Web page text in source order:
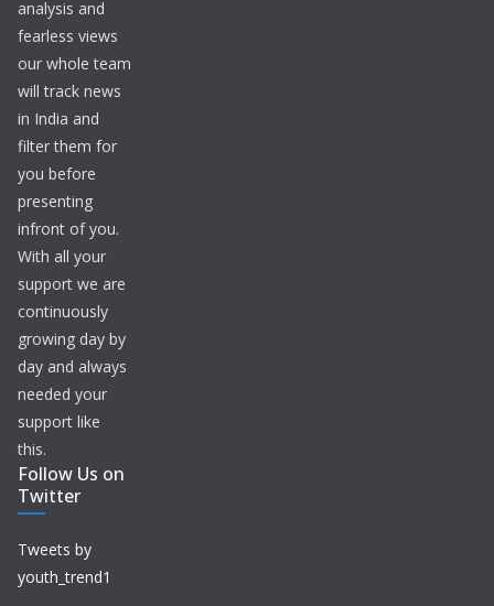
analysis and
fearless views
our whole team
will track news
in India and
filter them for
you before
presenting
infront of you.
With all your
support we are
continuously
growing day by
day and always
needed your
support like
this.
Follow Us on
Twitter
Tweets by
youth_trend1